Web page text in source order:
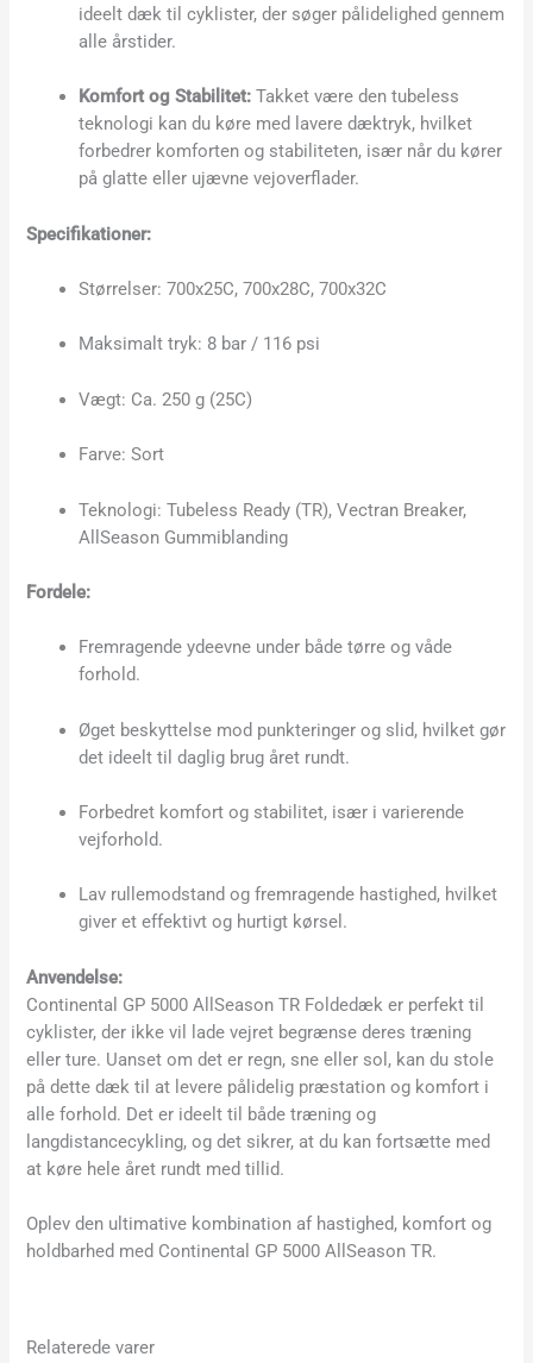
ideelt dæk til cyklister, der søger pålidelighed gennem
alle årstider.
Komfort og Stabilitet: Takket være den tubeless
teknologi kan du køre med lavere dæktryk, hvilket
forbedrer komforten og stabiliteten, især når du kører
på glatte eller ujævne vejoverflader.
Specifikationer:
Størrelser: 700x25C, 700x28C, 700x32C
Maksimalt tryk: 8 bar / 116 psi
Vægt: Ca. 250 g (25C)
Farve: Sort
Teknologi: Tubeless Ready (TR), Vectran Breaker,
AllSeason Gummiblanding
Fordele:
Fremragende ydeevne under både tørre og våde
forhold.
Øget beskyttelse mod punkteringer og slid, hvilket gør
det ideelt til daglig brug året rundt.
Forbedret komfort og stabilitet, især i varierende
vejforhold.
Lav rullemodstand og fremragende hastighed, hvilket
giver et effektivt og hurtigt kørsel.
Anvendelse:
Continental GP 5000 AllSeason TR Foldedæk er perfekt til
cyklister, der ikke vil lade vejret begrænse deres træning
eller ture. Uanset om det er regn, sne eller sol, kan du stole
på dette dæk til at levere pålidelig præstation og komfort i
alle forhold. Det er ideelt til både træning og
langdistancecykling, og det sikrer, at du kan fortsætte med
at køre hele året rundt med tillid.
Oplev den ultimative kombination af hastighed, komfort og
holdbarhed med Continental GP 5000 AllSeason TR.
Relaterede varer